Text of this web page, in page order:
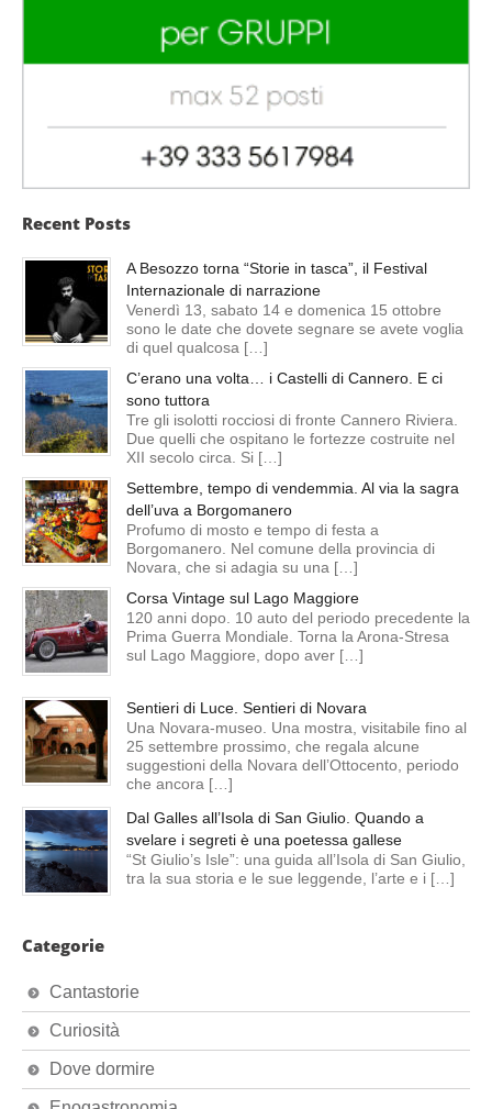
Recent Posts
A Besozzo torna “Storie in tasca”, il Festival
Internazionale di narrazione
Venerdì 13, sabato 14 e domenica 15 ottobre
sono le date che dovete segnare se avete voglia
di quel qualcosa […]
C’erano una volta… i Castelli di Cannero. E ci
sono tuttora
Tre gli isolotti rocciosi di fronte Cannero Riviera.
Due quelli che ospitano le fortezze costruite nel
XII secolo circa. Si […]
Settembre, tempo di vendemmia. Al via la sagra
dell’uva a Borgomanero
Profumo di mosto e tempo di festa a
Borgomanero. Nel comune della provincia di
Novara, che si adagia su una […]
Corsa Vintage sul Lago Maggiore
120 anni dopo. 10 auto del periodo precedente la
Prima Guerra Mondiale. Torna la Arona-Stresa
sul Lago Maggiore, dopo aver […]
Sentieri di Luce. Sentieri di Novara
Una Novara-museo. Una mostra, visitabile fino al
25 settembre prossimo, che regala alcune
suggestioni della Novara dell’Ottocento, periodo
che ancora […]
Dal Galles all’Isola di San Giulio. Quando a
svelare i segreti è una poetessa gallese
“St Giulio’s Isle”: una guida all’Isola di San Giulio,
tra la sua storia e le sue leggende, l’arte e i […]
Categorie
Cantastorie
Curiosità
Dove dormire